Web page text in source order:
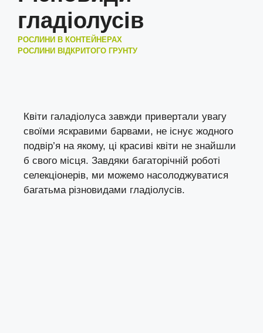
гладіолусів
РОСЛИНИ В КОНТЕЙНЕРАХ
РОСЛИНИ ВІДКРИТОГО ГРУНТУ
Квіти галадіолуса завжди привертали увагу
своїми яскравими барвами, не існує жодного
подвір’я на якому, ці красиві квіти не знайшли
б свого місця. Завдяки багаторічній роботі
селекціонерів, ми можемо насолоджуватися
багатьма різновидами гладіолусів.